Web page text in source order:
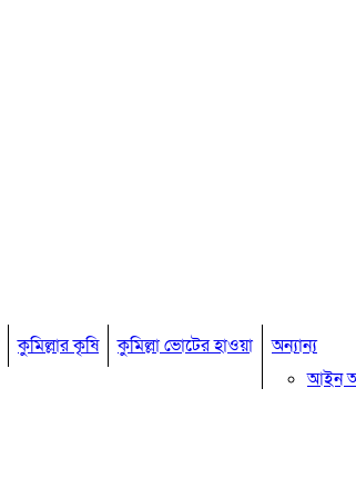
কুমিল্লার কৃষি কুমিল্লা ভোটের হাওয়া
অন্যান্য
আইন